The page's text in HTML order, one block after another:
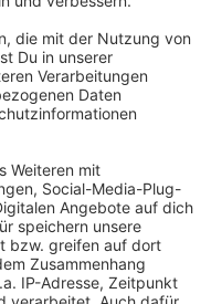
aus ihrem
schon die Firma
gewürdigt.